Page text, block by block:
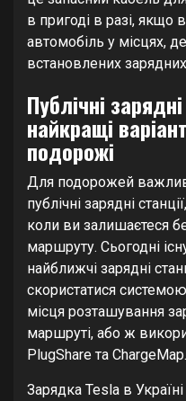
в пригоді в разі, якщо
автомобіль у місцях,
встановлених
Публічні
найкращі
подорожі
Для подорожей
публічні зарядні
коли ви залишаєтеся
маршруту. Сьогодні
найближчі зарядні
скористатися системою
місця розташування
маршруті, або ж
PlugShare та ChargeMap.
Зарядка Tesla в